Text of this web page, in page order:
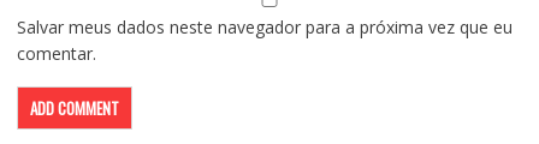
Salvar meus dados neste navegador para a próxima vez que eu
comentar.